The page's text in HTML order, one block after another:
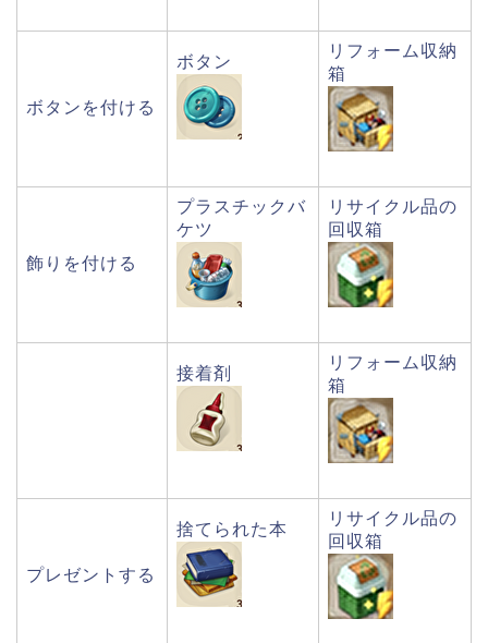
ボタンを付ける
ボタン
リフォーム収納
箱
飾りを付ける
プラスチックバ
ケツ
リサイクル品の
回収箱
接着剤
リフォーム収納
箱
プレゼントする
捨てられた本
リサイクル品の
回収箱